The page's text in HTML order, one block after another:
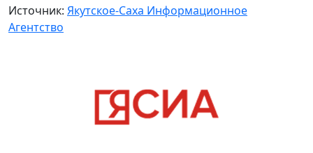
Источник: Якутское-Саха Информационное
Агентство